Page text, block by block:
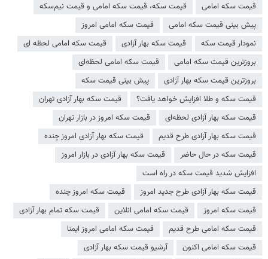
قیمت سکه امامی
قیمت سکه، قیمت سکه امامی و قیمت نیم‌سکه
پیش بینی قیمت سکه امامی
قیمت سکه امامی امروز
نمودار قیمت سکه
قیمت سکه بهار آزادی
قیمت سکه امامی لحظه ای
بروزترین قیمت سکه امامی
قیمت سکه امامی لحظه‌ای
بروزترین قیمت سکه بهار آزادی
پیش بینی قیمت سکه
قیمت سکه و طلا افزایش خواهد یافت؟
قیمت سکه بهار آزادی تهران
قیمت سکه بهار آزادی لحظه‌ای
قیمت سکه امروز در بازار تهران
قیمت سکه بهار آزادی طرح قدیم
قیمت سکه بهار آزادی امروز چنده
قیمت سکه در حال حاضر
قیمت سکه بهار آزادی در بازار امروز
افزایش شدید قیمت سکه در راه است
قیمت سکه بهار آزادی طرح جدید امروز
قیمت سکه امروز چنده
قیمت سکه امروز
قیمت سکه امامی انلاین
قیمت سکه تمام بهار آزادی
قیمت سکه امامی طرح قدیم
قیمت سکه امامی امروز ایمنا
قیمت سکه امامی اکنون
آرشیو قیمت سکه بهار آزادی